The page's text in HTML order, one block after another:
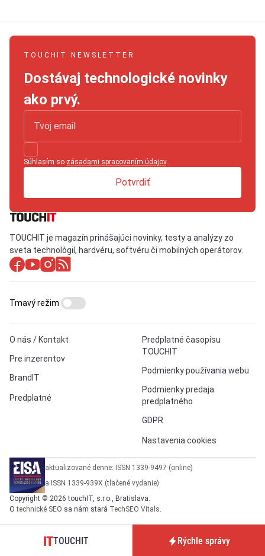
TOUCHIT NEWSLETTER
Dostávaj technologické novinky
ako prvý.
Súhlasím so zásadami spracovaním údajov.
Potvrdiť
TOUCHIT je magazín prinášajúci novinky, testy a analýzy zo
sveta technológií, hardvéru, softvéru či mobilných operátorov.
O nás / Kontakt
Pre inzerentov
BrandIT
Predplatné
Predplatné časopisu
TOUCHIT
Podmienky používania webu
Podmienky predaja
predplatného
GDPR
Nastavenia cookies
Tmavý režim
aktualizované denne: ISSN 1339-9497 (online)
a ISSN 1339-939X (tlačené vydanie)
Copyright © 2026 touchIT, s.r.o., Bratislava.
Otechnické SEO sa nám stará TechSEO Vitals.
TOUCHIT Rýchle správy